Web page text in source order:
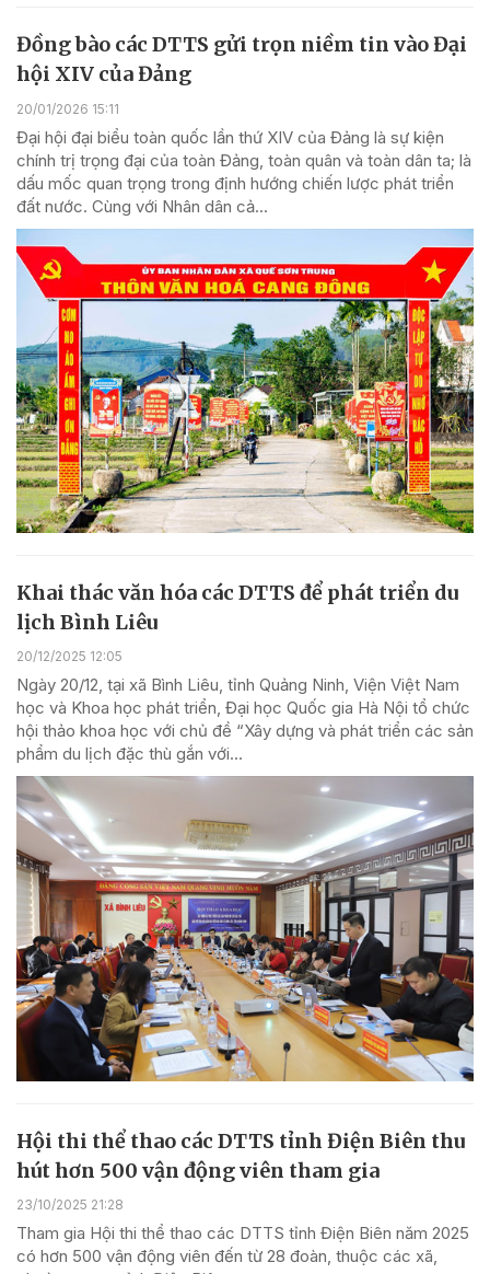
Đồng bào các DTTS gửi trọn niềm tin vào Đại
hội XIV của Đảng
20/01/2026 15:11
Đại hội đại biểu toàn quốc lần thứ XIV của Đảng là sự kiện
chính trị trọng đại của toàn Đảng, toàn quân và toàn dân ta; là
dấu mốc quan trọng trong định hướng chiến lược phát triển
đất nước. Cùng với Nhân dân cả...
Khai thác văn hóa các DTTS để phát triển du
lịch Bình Liêu
20/12/2025 12:05
Ngày 20/12, tại xã Bình Liêu, tỉnh Quảng Ninh, Viện Việt Nam
học và Khoa học phát triển, Đại học Quốc gia Hà Nội tổ chức
hội thảo khoa học với chủ đề “Xây dựng và phát triển các sản
phẩm du lịch đặc thù gắn với...
Hội thi thể thao các DTTS tỉnh Điện Biên thu
hút hơn 500 vận động viên tham gia
23/10/2025 21:28
Tham gia Hội thi thể thao các DTTS tỉnh Điện Biên năm 2025
có hơn 500 vận động viên đến từ 28 đoàn, thuộc các xã,